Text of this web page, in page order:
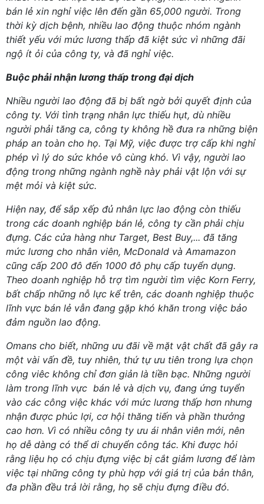
bán lẻ xin nghỉ việc lên đến gần 65,000 người. Trong
thời kỳ dịch bệnh, nhiều lao động thuộc nhóm ngành
thiết yếu với mức lương thấp đã kiệt sức vì những đãi
ngộ ít ỏi của công ty, và đã nghỉ việc.
Buộc phải nhận lương thấp trong đại dịch
Nhiều người lao động đã bị bất ngờ bởi quyết định của
công ty. Với tình trạng nhân lực thiếu hụt, dù nhiều
người phải tăng ca, công ty không hề đưa ra những biện
pháp an toàn cho họ. Tại Mỹ, việc được trợ cấp khi nghỉ
phép vì lý do sức khỏe vô cùng khó. Vì vậy, người lao
động trong những ngành nghề này phải vật lộn với sự
mệt mỏi và kiệt sức.
Hiện nay, để sắp xếp đủ nhân lực lao động còn thiếu
trong các doanh nghiệp bán lẻ, công ty cần phải chịu
đựng. Các cửa hàng như Target, Best Buy,... đã tăng
mức lương cho nhân viên, McDonald và Amamazon
cũng cấp 200 đô đến 1000 đô phụ cấp tuyển dụng.
Theo doanh nghiệp hỗ trợ tìm người tìm việc Korn Ferry,
bất chấp những nỗ lực kể trên, các doanh nghiệp thuộc
lĩnh vực bán lẻ vẫn đang gặp khó khăn trong việc bảo
đảm nguồn lao động.
Omans cho biết, những ưu đãi về mặt vật chất đã gây ra
một vài vấn đề, tuy nhiên, thứ tự ưu tiên trong lựa chọn
công viêc không chỉ đơn giản là tiền bạc. Những người
làm trong lĩnh vực bán lẻ và dịch vụ, đang ứng tuyển
vào các công việc khác với mức lương thấp hơn nhưng
nhận được phúc lợi, cơ hội thăng tiến và phần thưởng
cao hơn. Vì có nhiều công ty ưu ái nhân viên mới, nên
họ dễ dàng có thể di chuyển công tác. Khi được hỏi
rằng liệu họ có chịu đựng việc bị cắt giảm lương để làm
việc tại những công ty phù hợp với giá trị của bản thân,
đa phần đều trả lời rằng, họ sẽ chịu đựng điều đó.